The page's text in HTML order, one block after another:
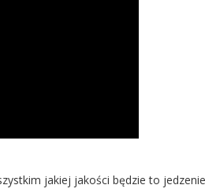
jakiej jakości będzie to